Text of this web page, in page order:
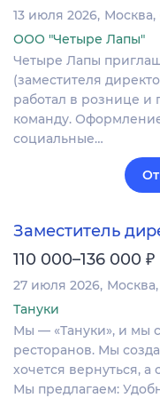
13 июля 2026 Москва
ООО "Четыре Лапы"
Четыре Лапы
(заместителя
работал в рознице и
команду.
социальные…
Заместитель
110 000–136 000 ₽
27 июля 2026 Москва
Тануки
Мы — «Тануки», и мы
ресторанов. Мы
хочется вернуться,
Мы предлагаем: